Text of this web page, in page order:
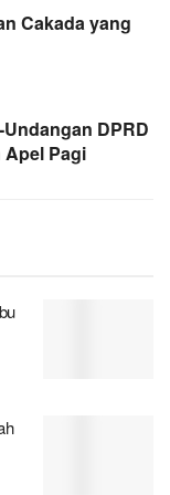
Cakada yang
DPRD
Pagi